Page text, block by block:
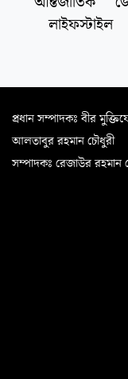
লাইফস্টাইল
প্রধান সম্পাদকঃ বীর
আলতাবুর রহমান চৌধুরী
সম্পাদকঃ রেজাউর রহমান